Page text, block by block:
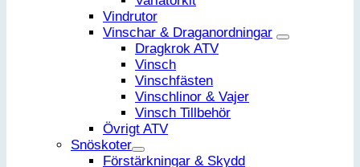
Vindrutor
Vinschar & Draganordningar
Dragkrok ATV
Vinsch
Vinschfästen
Vinschlinor & Vajer
Vinsch Tillbehör
Övrigt ATV
Snöskoter
Förstärkningar & Skydd